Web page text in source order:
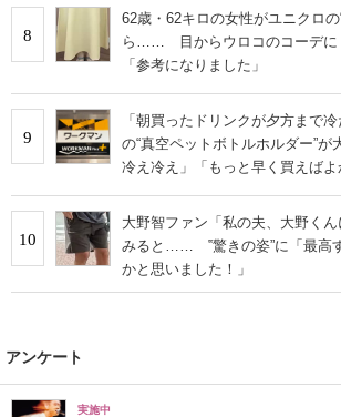
8
62歳・62キロの女性がユニクロの
ら…… 目からウロコのコーデに
「参考になりました」
9
「朝買ったドリンクが夕方まで
の“真空ペットボトルホルダー”
冷え冷え」「もっと早く買えばよ
10
大野智ファン「私の夫、大野く
みると…… ‟驚きの姿”に「最高
かと思いました！」
アンケート
実施中